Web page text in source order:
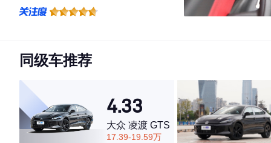
·空间表现较为优秀，优于82%同级车
同级车推荐
4.33
大众 凌渡 GTS
17.39-19.59万